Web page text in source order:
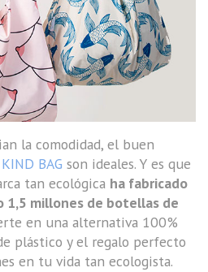
la comodidad, el buen
KIND BAG son ideales. Y es que
tan ecológica ha fabricado
1,5 millones de botellas de
en una alternativa 100%
plástico y el regalo perfecto
en tu vida tan ecologista.